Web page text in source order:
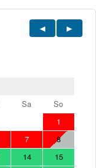
Sa
So
1
7
8
14
15